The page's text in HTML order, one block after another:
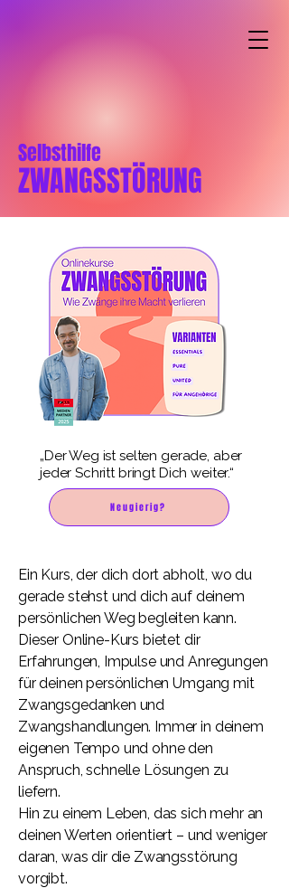
Selbsthilfe
ZWANGSSTÖRUNG
„Der Weg ist selten gerade, aber
jeder Schritt bringt Dich weiter.“​
Neugierig?
Ein Kurs, der dich dort abholt, wo du
gerade stehst und dich auf deinem
persönlichen Weg begleiten kann.
Dieser Online-Kurs bietet dir
Erfahrungen, Impulse und Anregungen
für deinen persönlichen Umgang mit
Zwangsgedanken und
Zwangshandlungen. Immer in deinem
eigenen Tempo und ohne den
Anspruch, schnelle Lösungen zu
liefern.
Hin zu einem Leben, das sich mehr an
deinen Werten orientiert – und weniger
daran, was dir die Zwangsstörung
vorgibt.